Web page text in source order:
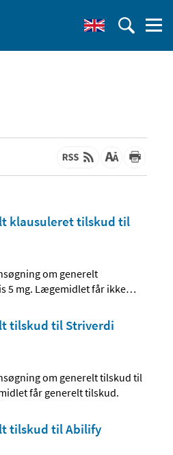
klausuleret tilskud til
om generelt
5 mg. Lægemidlet får ikke…
tilskud til Striverdi
om generelt tilskud til
får generelt tilskud.
tilskud til Abilify